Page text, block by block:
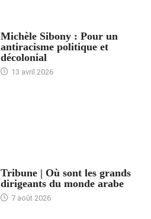
Michèle Sibony : Pour un
antiracisme politique et
décolonial
13 avril 2026
Tribune | Où sont les grands
dirigeants du monde arabe
7 août 2026